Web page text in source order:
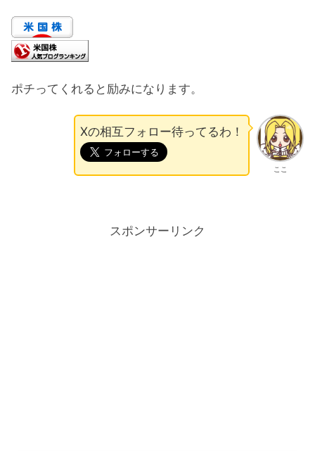
ポチってくれると励みになります。
ここ
Xの相互フォロー待ってるわ！
スポンサーリンク